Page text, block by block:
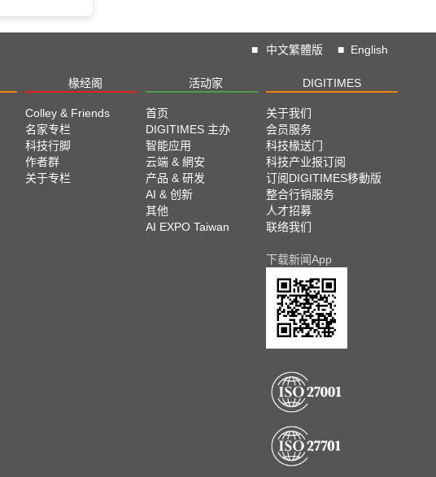
■ 中文繁體版 ■ English
椽经阁 活动家 DIGITIMES
Colley & Friends
名家专栏
科技行脚
作者群
关于专栏
首页
DIGITIMES 主办
智能应用
云端 & 網安
产品 & 研发
AI & 创新
其他
AI EXPO Taiwan
关于我们
会员服务
科技椽送门
科技产业报订阅
订阅DIGITIMES移動版
整合行销服务
人才招募
联络我们
下载新闻App